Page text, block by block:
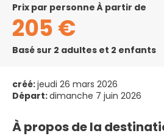
prix par personne À partir de
205 €
Basé sur 2 adultes et 2 enfants
créé:jeudi 26 mars 2026
Départ:dimanche 7 juin 2026
À propos de la